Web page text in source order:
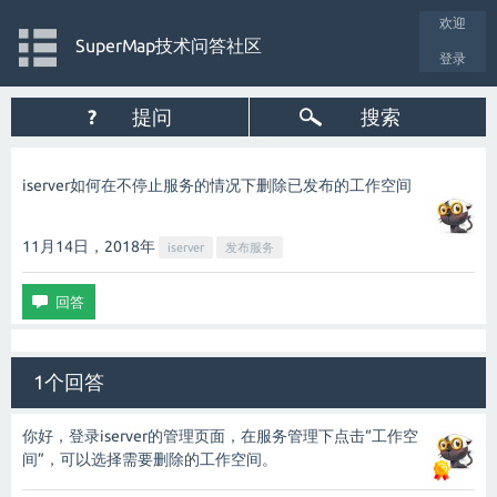
欢迎
登录
SuperMap技术问答社区
? 提问 搜索
iserver如何在不停止服务的情况下删除已发布的工作空间
11月14日，2018年 iserver 发布服务
1个回答
你好，登录iserver的管理页面，在服务管理下点击“工作空
间”，可以选择需要删除的工作空间。